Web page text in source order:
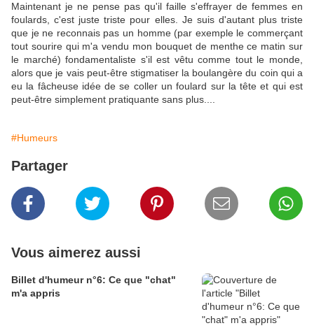
Maintenant je ne pense pas qu'il faille s'effrayer de femmes en
foulards, c'est juste triste pour elles. Je suis d'autant plus triste
que je ne reconnais pas un homme (par exemple le commerçant
tout sourire qui m'a vendu mon bouquet de menthe ce matin sur
le marché) fondamentaliste s'il est vêtu comme tout le monde,
alors que je vais peut-être stigmatiser la boulangère du coin qui a
eu la fâcheuse idée de se coller un foulard sur la tête et qui est
peut-être simplement pratiquante sans plus....
#Humeurs
Partager
Vous aimerez aussi
Billet d'humeur n°6: Ce que "chat"
m'a appris